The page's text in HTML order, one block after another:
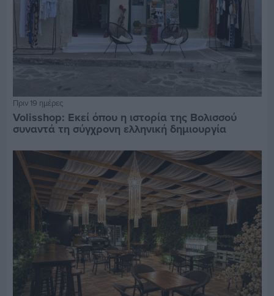
Πριν 19 ημέρες
Volisshop: Εκεί όπου η ιστορία της Βολισσού
συναντά τη σύγχρονη ελληνική δημιουργία